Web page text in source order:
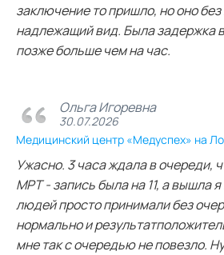
заключение то пришло, но оно
надлежащий вид. Была задержка
позже больше чем на час.
Ольга Игоревна
30.07.2026
Медицинский центр «Медуспех» на
Ужасно. 3 часа ждала в очереди,
МРТ - запись была на 11, а вышла я
людей просто принимали без
нормально и
мне так с очередью не повезло.